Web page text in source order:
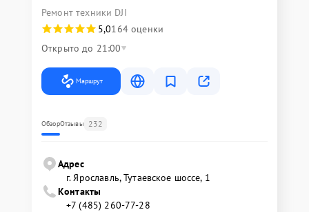
Ремонт техники DJI
5,0164 оценки
Открыто до 21:00
Маршрут
ОбзорОтзывы 232
Адрес
г. Ярославль, Тутаевское шоссе, 1
Контакты
+7 (485) 260-77-28